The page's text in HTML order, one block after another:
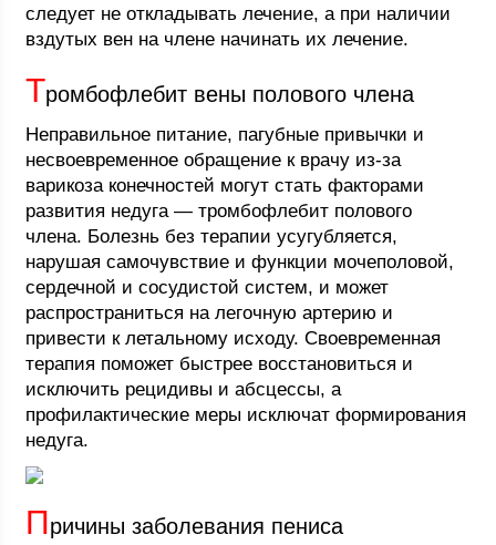
следует не откладывать лечение, а при наличии
вздутых вен на члене начинать их лечение.
Тромбофлебит вены полового члена
Неправильное питание, пагубные привычки и
несвоевременное обращение к врачу из-за
варикоза конечностей могут стать факторами
развития недуга — тромбофлебит полового
члена. Болезнь без терапии усугубляется,
нарушая самочувствие и функции мочеполовой,
сердечной и сосудистой систем, и может
распространиться на легочную артерию и
привести к летальному исходу. Своевременная
терапия поможет быстрее восстановиться и
исключить рецидивы и абсцессы, а
профилактические меры исключат формирования
недуга.
Причины заболевания пениса